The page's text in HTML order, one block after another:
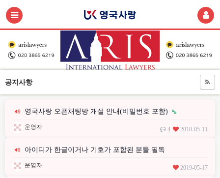
공지사항
영국사랑 오픈채팅방 개설 안내(비밀번호 포함)
운영자 4 2018-05-11
아이디가 한글이거나 기호가 포함된 분들 필독
운영자 2019-05-17